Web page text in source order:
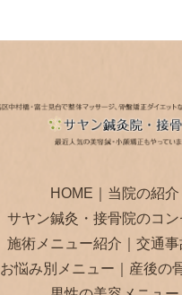
HOME 当院の紹介
サヤン鍼灸・接骨院のコン
施術メニュー紹介
交通
お悩み別メニュー
産後の